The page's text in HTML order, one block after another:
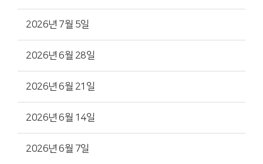
2026년 7월 5일
2026년 6월 28일
2026년 6월 21일
2026년 6월 14일
2026년 6월 7일